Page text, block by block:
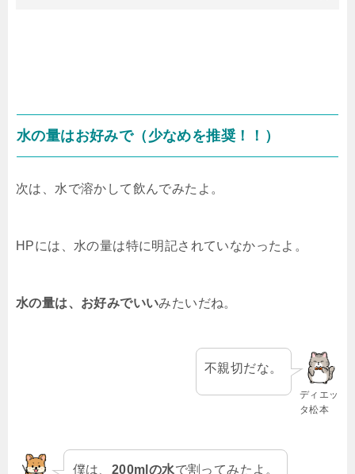
水の量はお好みで（少なめを推奨！！）
次は、水で溶かして飲んでみたよ。
HPには、水の量は特に明記されていなかったよ。
水の量は、お好みでいいみたいだね。
ディエッ
タ松本
不親切だな。
僕は、 200mlの水で割ってみたよ。